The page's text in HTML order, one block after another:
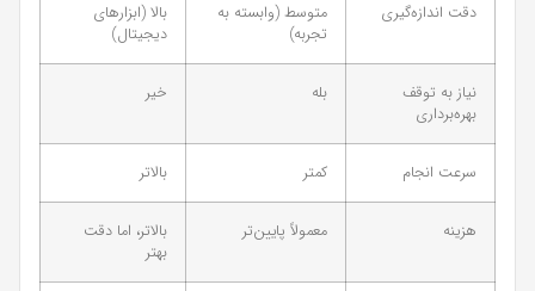
دقت اندازه‌گیری
متوسط (وابسته به
تجربه)
بالا (ابزارهای
دیجیتال)
نیاز به توقف
بهره‌برداری
بله خیر
سرعت انجام کمتر بالاتر
هزینه معمولاً پایین‌تر
بالاتر، اما دقت
بهتر